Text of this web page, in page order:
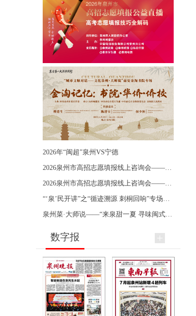
2026年“闽超”泉州VS宁德
数字报